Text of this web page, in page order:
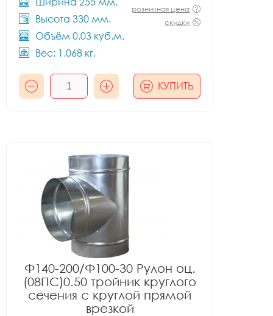
Высота 330 мм.
Объём 0.03 куб.м.
Вес: 1.068 кг.
розничная цена
скидки
КУПИТЬ
Ф140-200/Ф100-30 Рулон оц.
(08ПС)0.50 тройник круглого
сечения с круглой прямой
врезкой